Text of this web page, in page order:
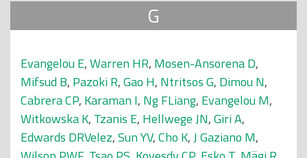
G
Evangelou E,Warren HR, Mosen-Ansorena D,
Mifsud B, Pazoki R,Gao H, Ntritsos G, Dimou N,
Cabrera CP, Karaman I, Ng FLiang, Evangelou M,
Witkowska K, Tzanis E, Hellwege JN,Giri A,
Edwards DRVelez,Sun YV,Cho K,J Gaziano M,